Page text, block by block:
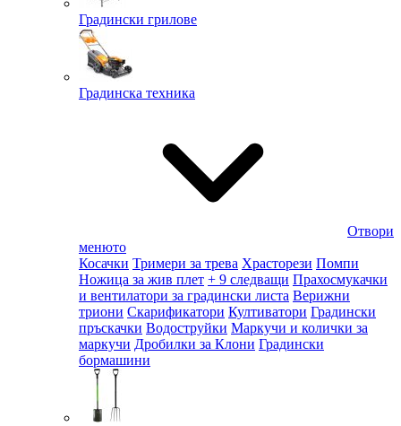
Градински грилове
Градинска техника
Отвори
менюто
Косачки Тримери за трева Храсторези Помпи
Ножица за жив плет + 9 следващи Прахосмукачки
и вентилатори за градински листа Верижни
триони Скарификатори Култиватори Градински
пръскачки Водоструйки Маркучи и колички за
маркучи Дробилки за Клони Градински
бормашини